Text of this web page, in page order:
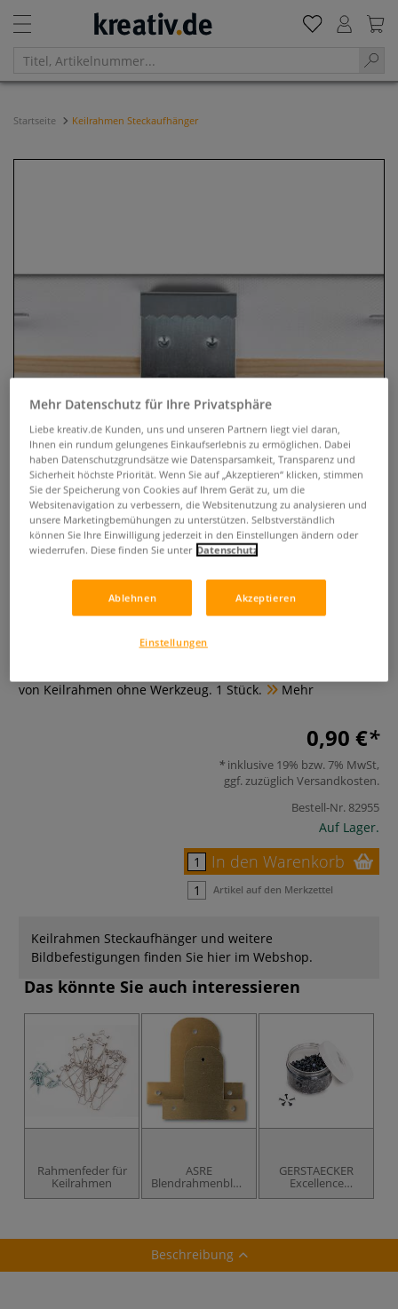
Startseite Keilrahmen Steckaufhänger
Keilrahmen Steckaufhänger
1 Bewertung
von Keilrahmen ohne Werkzeug. 1 Stück.
Mehr
0,90 €
inklusive 19% bzw. 7% MwSt,
ggf. zuzüglich Versandkosten.
Bestell-Nr. 82955
Auf Lager.
In den Warenkorb
Artikel auf den Merkzettel
Keilrahmen Steckaufhänger und weitere
Bildbefestigungen finden Sie hier im Webshop.
Das könnte Sie auch interessieren
Rahmenfeder für
Keilrahmen
ASRE
Blendrahmenbleche
Keilrahmen-
GERSTAECKER
Excellence
Keilrahmen-Nägel
Beschreibung
Mehr Datenschutz für Ihre Privatsphäre
Liebe kreativ.de Kunden, uns und unseren Partnern liegt viel daran,
Ihnen ein rundum gelungenes Einkaufserlebnis zu ermöglichen. Dabei
haben Datenschutzgrundsätze wie Datensparsamkeit, Transparenz und
Sicherheit höchste Priorität. Wenn Sie auf „Akzeptieren“ klicken, stimmen
Sie der Speicherung von Cookies auf Ihrem Gerät zu, um die
Websitenavigation zu verbessern, die Websitenutzung zu analysieren und
unsere Marketingbemühungen zu unterstützen. Selbstverständlich
können Sie Ihre Einwilligung jederzeit in den Einstellungen ändern oder
wiederrufen. Diese finden Sie unter Datenschutz
Ablehnen Akzeptieren
Einstellungen